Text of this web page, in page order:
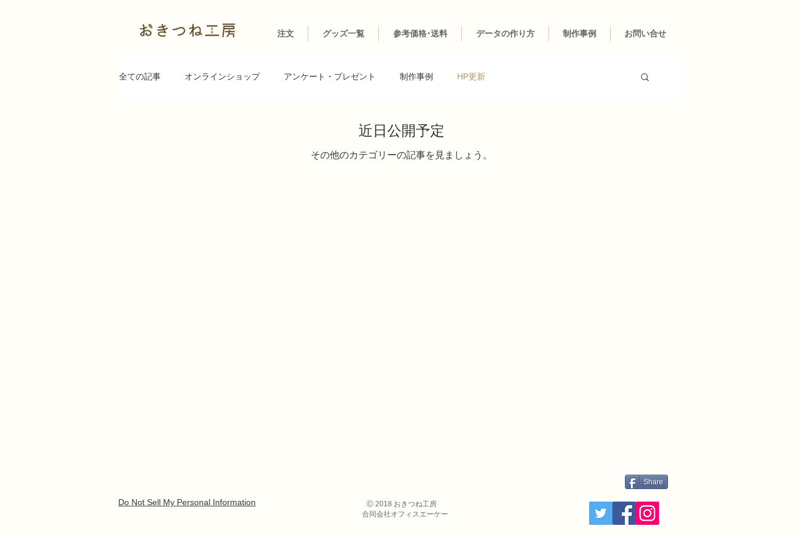
注文 グッズ一覧 参考価格･送料 データの作り方 制作事例 お問い合せ
全ての記事 オンラインショップ アンケート・プレゼント 制作事例 HP更新
近日公開予定
その他のカテゴリーの記事を見ましょう。
Do Not Sell My Personal Information
​Ⓒ 2018 おきつね工房
合同会社オフィスエーケー
Share